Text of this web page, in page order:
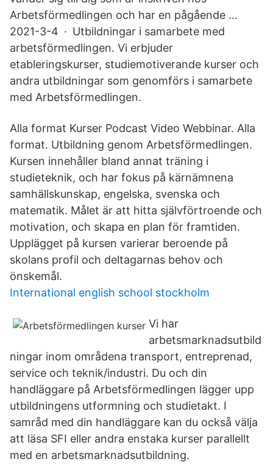
Arbetsförmedlingen och har en pågående …
2021-3-4 · Utbildningar i samarbete med
arbetsförmedlingen. Vi erbjuder
etableringskurser, studiemotiverande kurser och
andra utbildningar som genomförs i samarbete
med Arbetsförmedlingen.
Alla format Kurser Podcast Video Webbinar. Alla
format. Utbildning genom Arbetsförmedlingen.
Kursen innehåller bland annat träning i
studieteknik, och har fokus på kärnämnena
samhällskunskap, engelska, svenska och
matematik. Målet är att hitta självförtroende och
motivation, och skapa en plan för framtiden.
Upplägget på kursen varierar beroende på
skolans profil och deltagarnas behov och
önskemål.
International english school stockholm
Vi har
arbetsmarknadsutbild
ningar inom områdena transport, entreprenad,
service och teknik/industri. Du och din
handläggare på Arbetsförmedlingen lägger upp
utbildningens utformning och studietakt. I
samråd med din handläggare kan du också välja
att läsa SFI eller andra enstaka kurser parallellt
med en arbetsmarknadsutbildning.